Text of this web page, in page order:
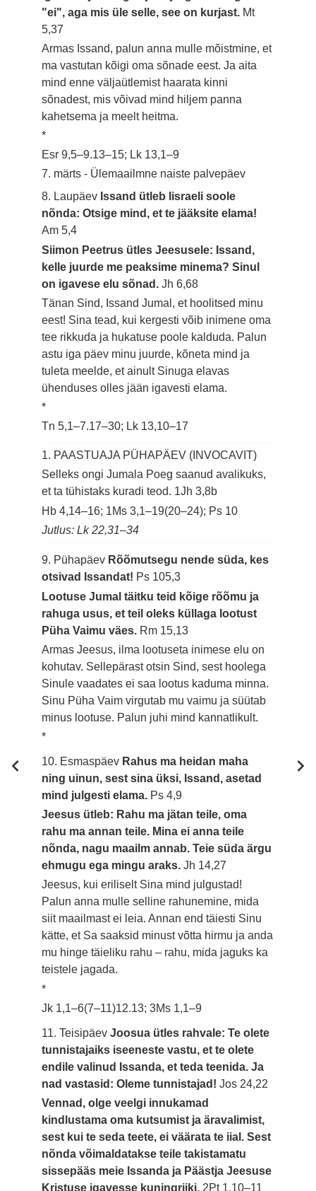
"ei", aga mis üle selle, see on kurjast. Mt
5,37
Armas Issand, palun anna mulle mõistmine, et
ma vastutan kõigi oma sõnade eest. Ja aita
mind enne väljaütlemist haarata kinni
sõnadest, mis võivad mind hiljem panna
kahetsema ja meelt heitma.
*
Esr 9,5–9.13–15; Lk 13,1–9
7. märts - Ülemaailmne naiste palvepäev
8. Laupäev Issand ütleb Iisraeli soole
nõnda: Otsige mind, et te jääksite elama!
Am 5,4
Siimon Peetrus ütles Jeesusele: Issand,
kelle juurde me peaksime minema? Sinul
on igavese elu sõnad.Jh 6,68
Tänan Sind, Issand Jumal, et hoolitsed minu
eest! Sina tead, kui kergesti võib inimene oma
tee rikkuda ja hukatuse poole kalduda. Palun
astu iga päev minu juurde, kõneta mind ja
tuleta meelde, et ainult Sinuga elavas
ühenduses olles jään igavesti elama.
*
Tn 5,1–7.17–30; Lk 13,10–17
1. PAASTUAJA PÜHAPÄEV (INVOCAVIT)
Selleks ongi Jumala Poeg saanud avalikuks,
et ta tühistaks kuradi teod. 1Jh 3,8b
Hb 4,14–16; 1Ms 3,1–19(20–24); Ps 10
Jutlus: Lk 22,31–34
9. Pühapäev Rõõmutsegu nende süda, kes
otsivad Issandat! Ps 105,3
Lootuse Jumal täitku teid kõige rõõmu ja
rahuga usus, et teil oleks küllaga lootust
Püha Vaimu väes. Rm 15,13
Armas Jeesus, ilma lootuseta inimese elu on
kohutav. Sellepärast otsin Sind, sest hoolega
Sinule vaadates ei saa lootus kaduma minna.
Sinu Püha Vaim virgutab mu vaimu ja süütab
minus lootuse. Palun juhi mind kannatlikult.
*
10. Esmaspäev Rahus ma heidan maha
ning uinun, sest sina üksi, Issand, asetad
mind julgesti elama. Ps 4,9
Jeesus ütleb: Rahu ma jätan teile, oma
rahu ma annan teile. Mina ei anna teile
nõnda, nagu maailm annab. Teie süda ärgu
ehmugu ega mingu araks.Jh 14,27
Jeesus, kui eriliselt Sina mind julgustad!
Palun anna mulle selline rahunemine, mida
siit maailmast ei leia. Annan end täiesti Sinu
kätte, et Sa saaksid minust võtta hirmu ja anda
mu hinge täieliku rahu – rahu, mida jaguks ka
teistele jagada.
*
Jk 1,1–6(7–11)12.13; 3Ms 1,1–9
11. TeisipäevJoosua ütles rahvale: Te olete
tunnistajaiks iseeneste vastu, et te olete
endile valinud Issanda, et teda teenida. Ja
nad vastasid: Oleme tunnistajad!Jos 24,22
Vennad, olge veelgi innukamad
kindlustama oma kutsumist ja äravalimist,
sest kui te seda teete, ei väärata te iial. Sest
nõnda võimaldatakse teile takistamatu
sissepääs meie Issanda ja Päästja Jeesuse
Kristuse igavesse kuningriiki. 2Pt 1,10–11